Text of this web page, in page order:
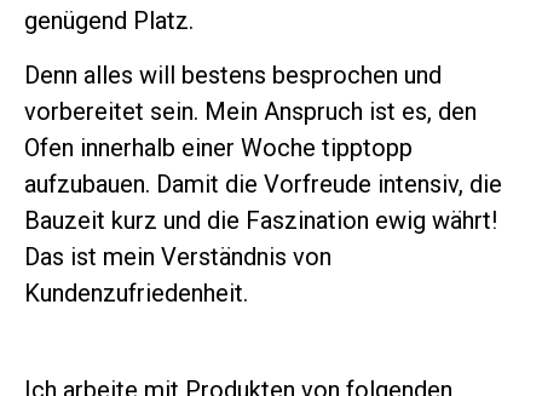
genügend Platz.
Denn alles will bestens besprochen und
vorbereitet sein. Mein Anspruch ist es, den
Ofen innerhalb einer Woche tipptopp
aufzubauen. Damit die Vorfreude intensiv, die
Bauzeit kurz und die Faszination ewig währt!
Das ist mein Verständnis von
Kundenzufriedenheit.
Ich arbeite mit Produkten von folgenden